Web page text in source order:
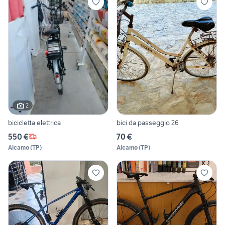
2
bicicletta elettrica
550 €
Alcamo(TP)
bici da passeggio 26
70 €
Alcamo(TP)